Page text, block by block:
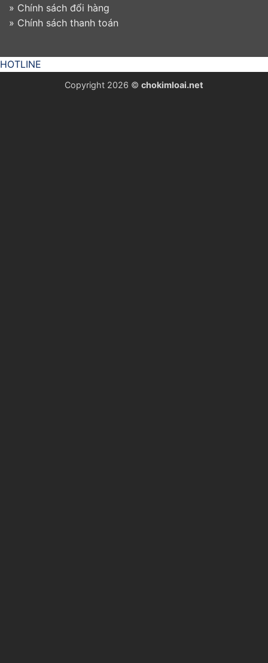
» Chính sách đổi hàng
» Chính sách thanh toán
HOTLINE
Copyright 2026 © chokimloai.net